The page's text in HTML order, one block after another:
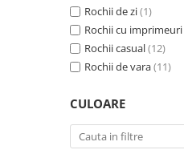
Rochii de zi(1)
Rochii cu imprimeuri
Rochii casual(12)
Rochii de vara(11)
CULOARE